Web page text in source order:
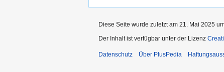
Diese Seite wurde zuletzt am 21. Mai 2025
Der Inhalt ist verfügbar unter der Lizenz
Datenschutz Über PlusPedia